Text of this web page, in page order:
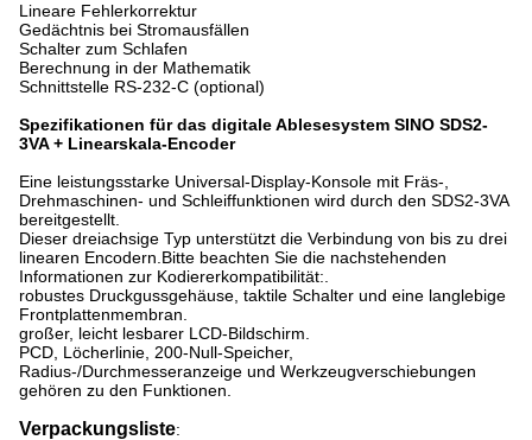
Lineare Fehlerkorrektur
Gedächtnis bei Stromausfällen
Schalter zum Schlafen
Berechnung in der Mathematik
Schnittstelle RS-232-C (optional)
Spezifikationen für das digitale Ablesesystem SINO SDS2-
3VA + Linearskala-Encoder
Eine leistungsstarke Universal-Display-Konsole mit Fräs-,
Drehmaschinen- und Schleiffunktionen wird durch den SDS2-3VA
bereitgestellt.
Dieser dreiachsige Typ unterstützt die Verbindung von bis zu drei
linearen Encodern.Bitte beachten Sie die nachstehenden
Informationen zur Kodiererkompatibilität:.
robustes Druckgussgehäuse, taktile Schalter und eine langlebige
Frontplattenmembran.
großer, leicht lesbarer LCD-Bildschirm.
PCD, Löcherlinie, 200-Null-Speicher,
Radius-/Durchmesseranzeige und Werkzeugverschiebungen
gehören zu den Funktionen.
Verpackungsliste: